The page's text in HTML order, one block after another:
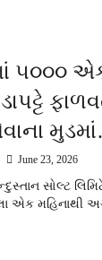
૫૦૦૦
June 23, 2026
સોલ્ટ
એક મહિનાથી